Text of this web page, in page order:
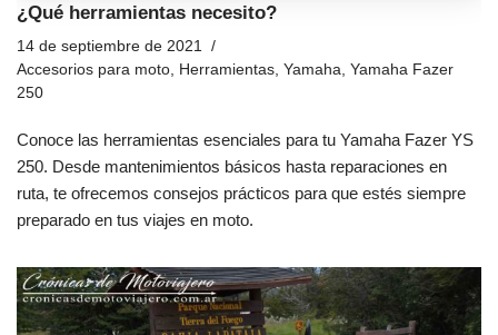
¿Qué herramientas necesito?
14 de septiembre de 2021
Accesorios para moto
Herramientas Yamaha Yamaha Fazer
250
Conoce las herramientas esenciales para tu Yamaha Fazer YS
250. Desde mantenimientos básicos hasta reparaciones en
ruta, te ofrecemos consejos prácticos para que estés siempre
preparado en tus viajes en moto.